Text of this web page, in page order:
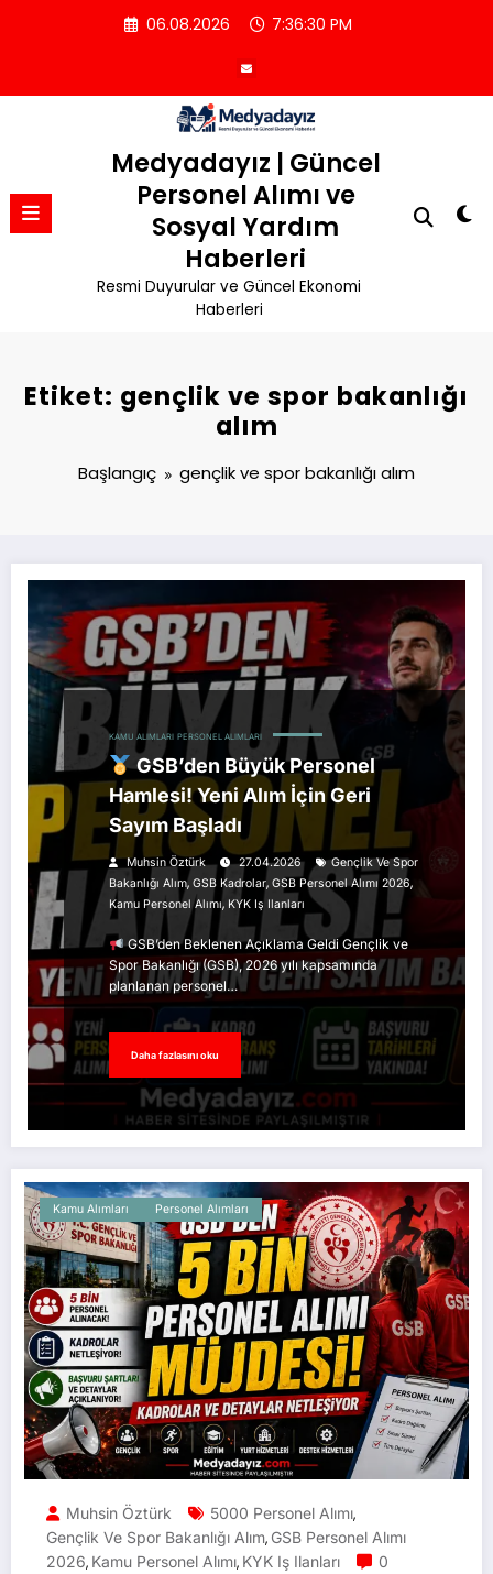
06.08.2026 7:36:30 PM
Medyadayız | Güncel
Personel Alımı ve
Sosyal Yardım
Haberleri
Resmi Duyurular ve Güncel Ekonomi
Haberleri
Etiket: gençlik ve spor bakanlığı
alım
Başlangıç gençlik ve spor bakanlığı alım
KAMU ALIMLARI PERSONEL ALIMLARI
GSB’den Büyük Personel
Hamlesi! Yeni Alım İçin Geri
Sayım Başladı
Muhsin Öztürk 27.04.2026
Gençlik Ve Spor
Bakanlığı Alım, GSB Kadrolar, GSB Personel Alımı 2026,
Kamu Personel Alımı, KYK Iş Ilanları
GSB’den Beklenen Açıklama Geldi Gençlik ve
Spor Bakanlığı (GSB), 2026 yılı kapsamında
planlanan personel…
Daha fazlasını oku
Kamu Alımları Personel Alımları
Muhsin Öztürk 5000 Personel Alımı,
Gençlik Ve Spor Bakanlığı Alım, GSB Personel Alımı
2026, Kamu Personel Alımı, KYK Iş Ilanları
0